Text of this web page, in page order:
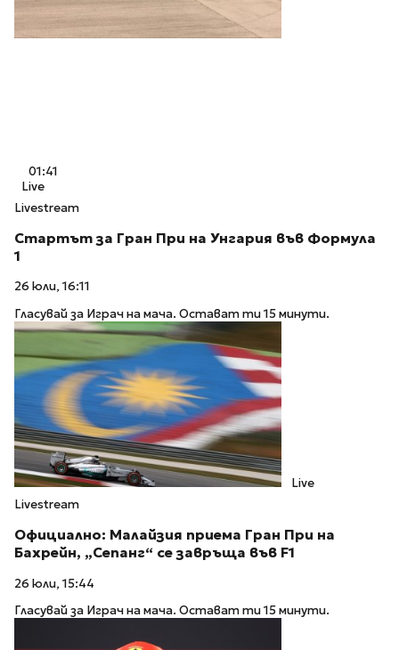
01:41
Live
Livestream
Стартът за Гран При на Унгария във Формула
1
26 юли, 16:11
Гласувай за Играч на мача. Остават ти 15 минути.
Live
Livestream
Официално: Малайзия приема Гран При на
Бахрейн, „Сепанг“ се завръща във F1
26 юли, 15:44
Гласувай за Играч на мача. Остават ти 15 минути.